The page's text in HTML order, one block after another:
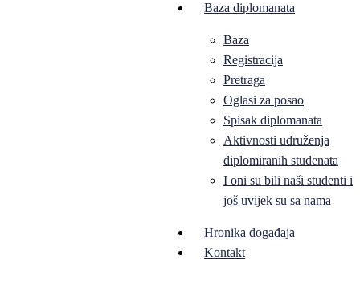
Baza diplomanata
Baza
Registracija
Pretraga
Oglasi za posao
Spisak diplomanata
Aktivnosti udruženja
diplomiranih studenata
I oni su bili naši studenti i
još uvijek su sa nama
Hronika događaja
Kontakt